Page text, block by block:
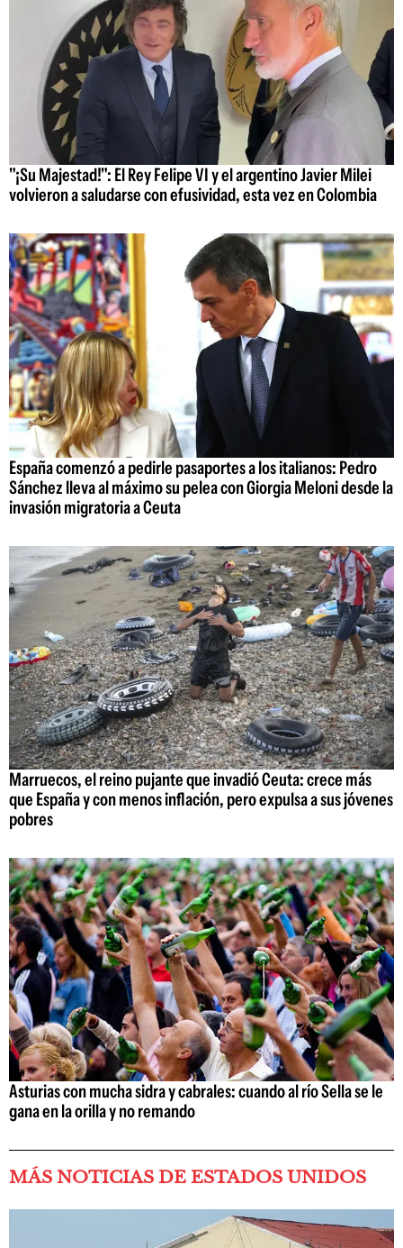
"¡Su Majestad!": El Rey Felipe VI y el argentino Javier Milei
volvieron a saludarse con efusividad, esta vez en Colombia
España comenzó a pedirle pasaportes a los italianos: Pedro
Sánchez lleva al máximo su pelea con Giorgia Meloni desde la
invasión migratoria a Ceuta
Marruecos, el reino pujante que invadió Ceuta: crece más
que España y con menos inflación, pero expulsa a sus jóvenes
pobres
Asturias con mucha sidra y cabrales: cuando al río Sella se le
gana en la orilla y no remando
MÁS NOTICIAS DE ESTADOS UNIDOS